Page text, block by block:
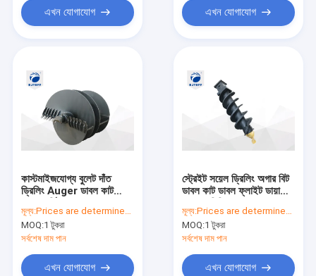
এখন যোগাযোগ এখন যোগাযোগ
কাস্টমাইজযোগ্য বুলেট দাঁত
ড্রিলিং Auger ডাবল কাট
মূল্য:Prices are determined by quantity and model of product
MOQ:1 টুকরা
সর্বশেষ দাম পান
এখন যোগাযোগ
স্ট্রেইট সয়েল ড্রিলিং অগার বিট
ডাবল কাট ডাবল ফ্লাইট ডায়া
মূল্য:Prices are determined by quantity and model of product
MOQ:1 টুকরা
সর্বশেষ দাম পান
এখন যোগাযোগ